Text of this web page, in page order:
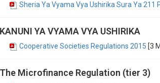
Sheria Ya Vyama Vya Ushirika Sura Ya
KANUNI YA VYAMA VYA USHIRIKA
Cooperative Societies Regulations 2015 [3
The Microfinance Regulation (tier 3)